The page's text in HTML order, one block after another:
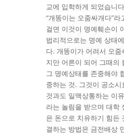
교에 입학하게 되었습니
“개똥이는 오줌싸개다”
걸면 이것이 명예훼손이
법리적으로는 명예 상태
다. 개똥이가 어려서 오
지만 어른이 되어 그때의
그 명예상태를 존중해야
중하는 것. 그것이 공소
것과도 일맥상통하는 이
라는 놀림을 받으며 대학
은 돈으로 치유하기 힘든
결하는 방법은 금전배상